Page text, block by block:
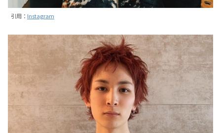
引用： Instagram